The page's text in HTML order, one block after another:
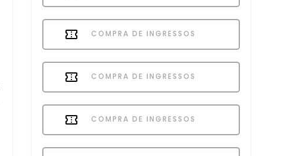
COMPRA DE INGRESSOS
COMPRA DE INGRESSOS
COMPRA DE INGRESSOS